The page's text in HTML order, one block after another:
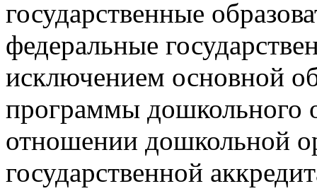
государственные
федеральные
исключением основной
программы дошкольного
отношении дошкольной
государственной